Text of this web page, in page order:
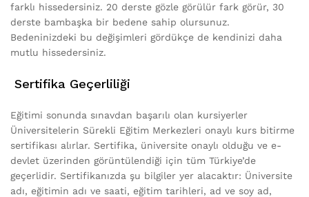
farklı hissedersiniz. 20 derste gözle görülür fark görür, 30
derste bambaşka bir bedene sahip olursunuz.
Bedeninizdeki bu değişimleri gördükçe de kendinizi daha
mutlu hissedersiniz.
Sertifika Geçerliliği
Eğitimi sonunda sınavdan başarılı olan kursiyerler
Üniversitelerin Sürekli Eğitim Merkezleri onaylı kurs bitirme
sertifikası alırlar. Sertifika, üniversite onaylı olduğu ve e-
devlet üzerinden görüntülendiği için tüm Türkiye’de
geçerlidir. Sertifikanızda şu bilgiler yer alacaktır: Üniversite
adı, eğitimin adı ve saati, eğitim tarihleri, ad ve soy ad,